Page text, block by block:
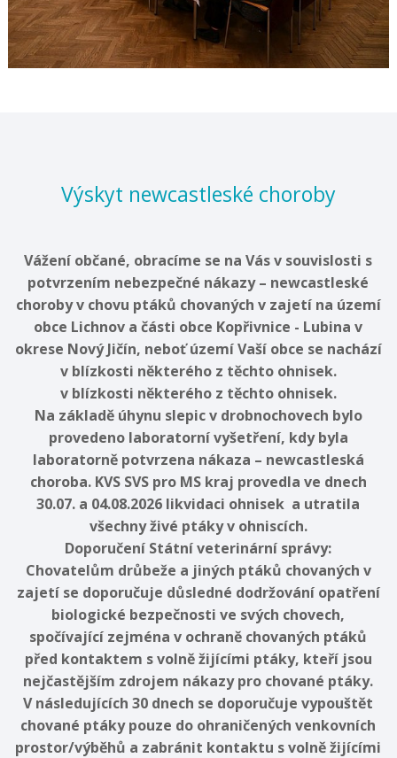
Výskyt newcastleské choroby
Vážení občané, obracíme se na Vás v souvislosti s
potvrzením nebezpečné nákazy – newcastleské
choroby v chovu ptáků chovaných v zajetí na území
obce Lichnov a části obce Kopřivnice - Lubina v
okrese Nový Jičín, neboť území Vaší obce se nachází
v blízkosti některého z těchto ohnisek.
v blízkosti některého z těchto ohnisek.
Na základě úhynu slepic v drobnochovech bylo
provedeno laboratorní vyšetření, kdy byla
laboratorně potvrzena nákaza – newcastleská
choroba. KVS SVS pro MS kraj provedla ve dnech
30.07. a 04.08.2026 likvidaci ohnisek a utratila
všechny živé ptáky v ohniscích.
Doporučení Státní veterinární správy:
Chovatelům drůbeže a jiných ptáků chovaných v
zajetí se doporučuje důsledné dodržování opatření
biologické bezpečnosti ve svých chovech,
spočívající zejména v ochraně chovaných ptáků
před kontaktem s volně žijícími ptáky, kteří jsou
nejčastějším zdrojem nákazy pro chované ptáky.
V následujících 30 dnech se doporučuje vypouštět
chované ptáky pouze do ohraničených venkovních
prostor/výběhů a zabránit kontaktu s volně žijícími